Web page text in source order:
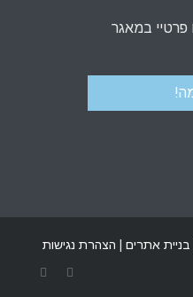
פרטיי במאגר
בניית אתרים הצהרת נגישות